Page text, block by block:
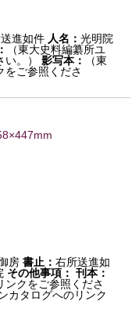
進如件 人名：光明院
（東大史料編纂所ユ
。）
影写本：
（東
をご参照くださ
房 書止：右所送進如
その他事項： 刊本：
ンクをご参照くださ
カタログへのリンク